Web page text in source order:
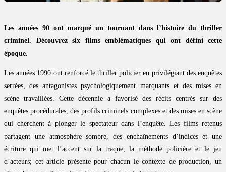
Les années 90 ont marqué un tournant dans l’histoire du thriller
criminel. Découvrez six films emblématiques qui ont défini cette
époque.
Les années 1990 ont renforcé le thriller policier en privilégiant des enquêtes
serrées, des antagonistes psychologiquement marquants et des mises en
scène travaillées. Cette décennie a favorisé des récits centrés sur des
enquêtes procédurales, des profils criminels complexes et des mises en scène
qui cherchent à plonger le spectateur dans l’enquête. Les films retenus
partagent une atmosphère sombre, des enchaînements d’indices et une
écriture qui met l’accent sur la traque, la méthode policière et le jeu
d’acteurs; cet article présente pour chacun le contexte de production, un